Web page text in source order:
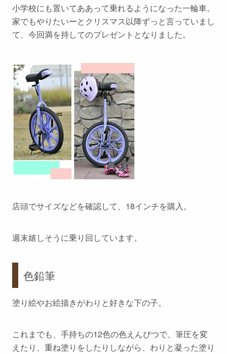
小学校にも置いてああって乗れるようになった一輪車。
家でもやりたいーとクリスマス以降ずっと言っていまし
て、今回満を持してのプレゼントとなりました。
店頭でサイズなどを確認して、18インチを購入。
週末嬉しそうに乗り回しています。
色鉛筆
塗り絵やお絵描きがわりと好きな下の子。
これまでも、手持ちの12色の色えんぴつで、筆圧を変
えたり、重ね塗りをしたりしながら、わりと凝った塗り